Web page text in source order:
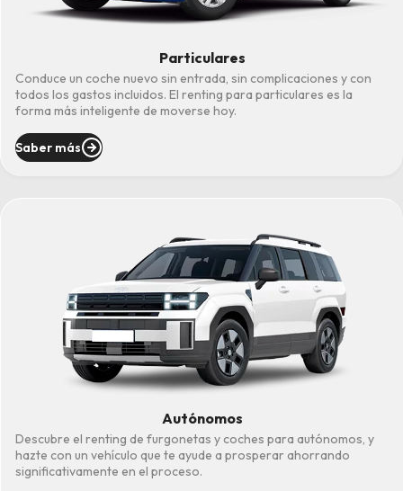
Particulares
Conduce un coche nuevo sin entrada, sin complicaciones y con
todos los gastos incluidos. El renting para particulares es la
forma más inteligente de moverse hoy.
Saber más
Autónomos
Descubre el renting de furgonetas y coches para autónomos, y
hazte con un vehículo que te ayude a prosperar ahorrando
significativamente en el proceso.